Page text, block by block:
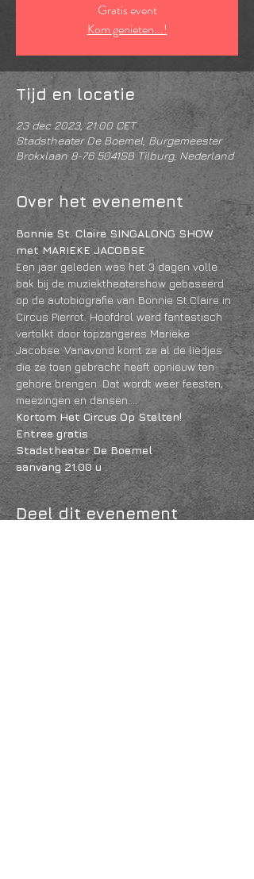
Gratis event
Kom genieten...!
Tijd en locatie
23 dec 2023, 21:00 CET
Stadstheater De Boemel, Burgemeester
Brokxlaan 8-76 5041SB Tilburg, Nederland
Over het evenement
Bonnie St. Claire SINGALONG SHOW
met MARIEKE JACOBSE
Een jaar geleden was het 3 dagen volle
bak bij de muziektheatershow gebaseerd
op de autobiografie van Bonnie St.Claire in
Circus Pierrot. Hoofdrol werd fantastisch
vertolkt door topzangeres Marieke
Jacobse. Vanavond komt ze al de liedjes
die ze toen gebracht heeft opnieuw ten
gehore brengen. Dat wordt weer feesten,
meezingen en dansen….
Kortom Het Circus Op Stelten!
Entree gratis
Stadstheater De Boemel
aanvang 21.00 u
Deel dit evenement